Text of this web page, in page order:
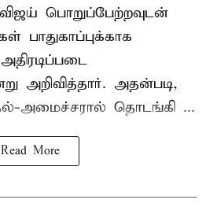
விஜய் பொறுப்பேற்றவுடன்
அறிவித்தார். அதன்படி,
அமைச்சரால் தொடங்கி ...
Read More